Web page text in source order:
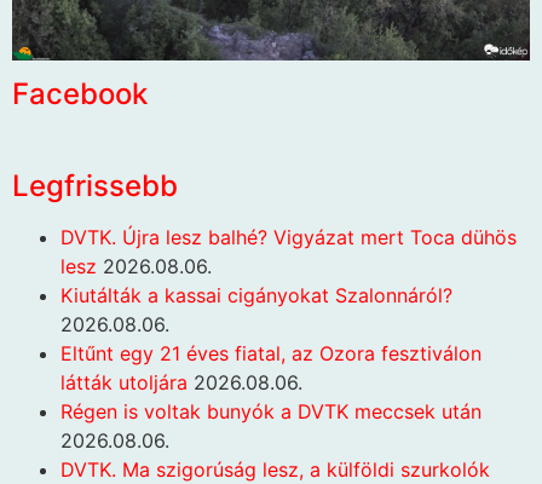
Facebook
Legfrissebb
DVTK. Újra lesz balhé? Vigyázat mert Toca dühös
lesz 2026.08.06.
Kiutálták a kassai cigányokat Szalonnáról?
2026.08.06.
Eltűnt egy 21 éves fiatal, az Ozora fesztiválon
látták utoljára 2026.08.06.
Régen is voltak bunyók a DVTK meccsek után
2026.08.06.
DVTK. Ma szigorúság lesz, a külföldi szurkolók